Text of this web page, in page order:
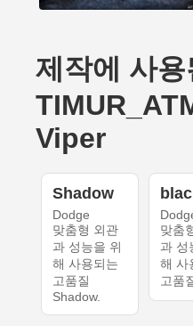
제작에 사
Viper
Shadow
Dodge
맞춤형 외관
과 성능을 위
해 사용되는
고품질
Shadow.
맞춤
과 성
해 사
고품